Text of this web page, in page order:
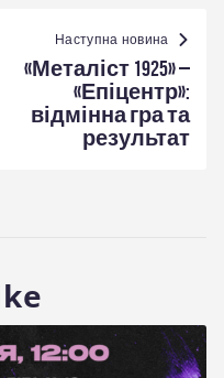
Наступна новина
«Металіст 1925» –
«Епіцентр»:
відмінна гра та
результат